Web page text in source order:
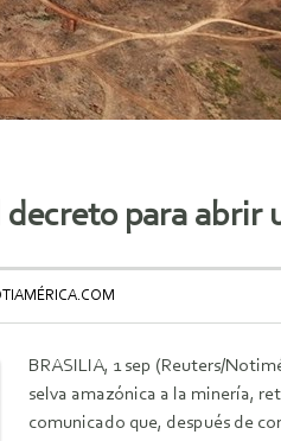
decreto para abrir
BRASILIA, 1 sep (Reuters/
selva amazónica a la minería,
comunicado que, después de